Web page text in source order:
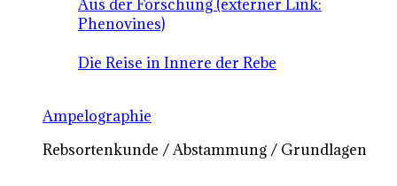
Aus der Forschung (externer Link:
Phenovines)
Die Reise in Innere der Rebe
Ampelographie
Rebsortenkunde / Abstammung / Grundlagen